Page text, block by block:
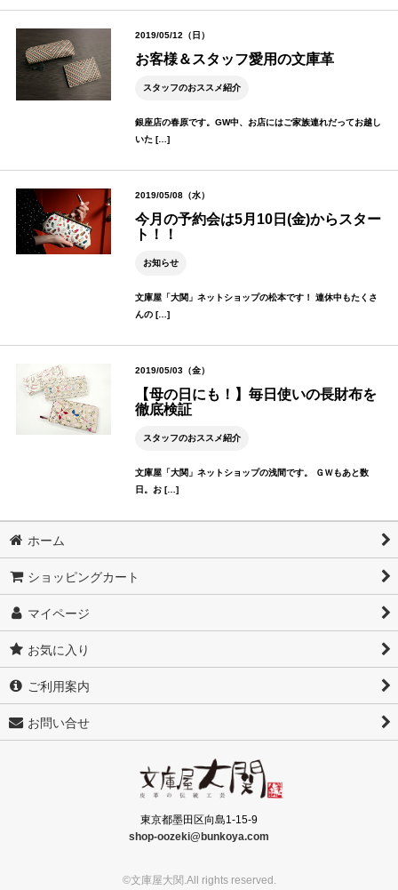
2019/05/12（日）
お客様＆スタッフ愛用の文庫革
スタッフのおススメ紹介
銀座店の春原です。GW中、お店にはご家族連れだってお越し
いた […]
2019/05/08（水）
今月の予約会は5月10日(金)からスター
ト！！
お知らせ
文庫屋「大関」ネットショップの松本です！ 連休中もたくさ
んの […]
2019/05/03（金）
【母の日にも！】毎日使いの長財布を
徹底検証
スタッフのおススメ紹介
文庫屋「大関」ネットショップの浅間です。 ＧＷもあと数
日。お […]
ホーム
ショッピングカート
マイページ
お気に入り
ご利用案内
お問い合せ
東京都墨田区向島1-15-9
shop-oozeki@bunkoya.com
©文庫屋大関.All rights reserved.